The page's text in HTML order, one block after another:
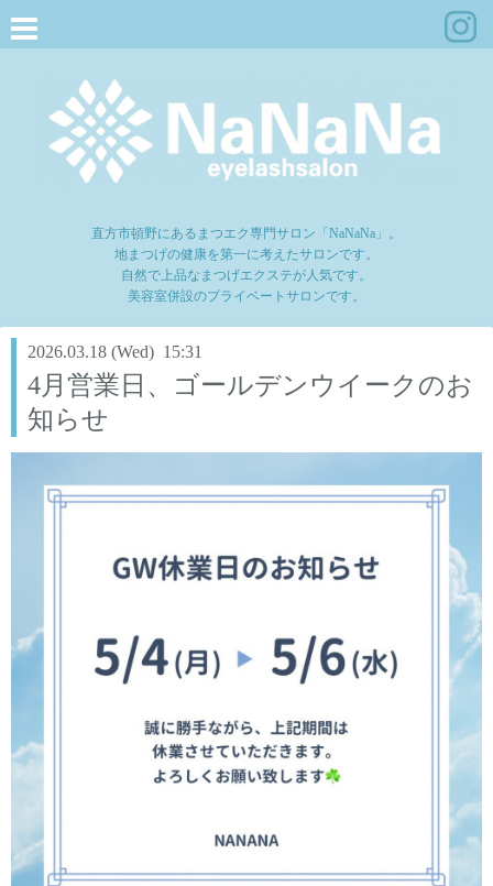
直方市頓野にあるまつエク専門サロン「NaNaNa」。
地まつげの健康を第一に考えたサロンです。
自然で上品なまつげエクステが人気です。
美容室併設のプライベートサロンです。
2026.03.18 (Wed) 15:31
4月営業日、ゴールデンウイークのお
知らせ